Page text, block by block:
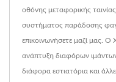
οθόνης μεταφορικής
συστήματος παράδοσης
επικοινωνήσετε μαζί μας. Ο
ανάπτυξη διαφόρων
διάφορα εστιατόρια και